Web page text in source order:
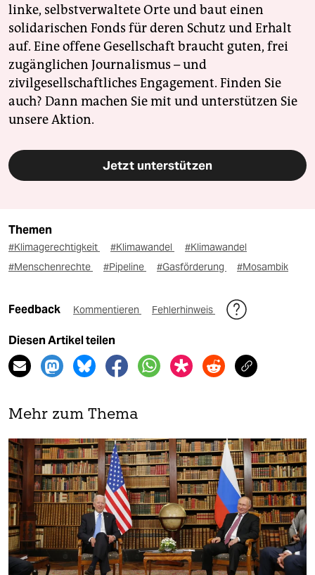
linke, selbstverwaltete Orte und baut einen
solidarischen Fonds für deren Schutz und Erhalt
auf. Eine offene Gesellschaft braucht guten, frei
zugänglichen Journalismus – und
zivilgesellschaftliches Engagement. Finden Sie
auch? Dann machen Sie mit und unterstützen Sie
unsere Aktion.
Jetzt unterstützen
Themen
#Klimagerechtigkeit #Klimawandel
#Klimawandel
#Menschenrechte
#Pipeline #Gasförderung #Mosambik
Feedback Kommentieren Fehlerhinweis
Diesen Artikel teilen
Mehr zum Thema